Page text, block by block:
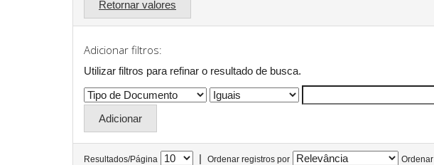
Retornar valores
Adicionar filtros:
Utilizar filtros para refinar o resultado de busca.
Resultados/Página | Ordenar registros por Ordenar